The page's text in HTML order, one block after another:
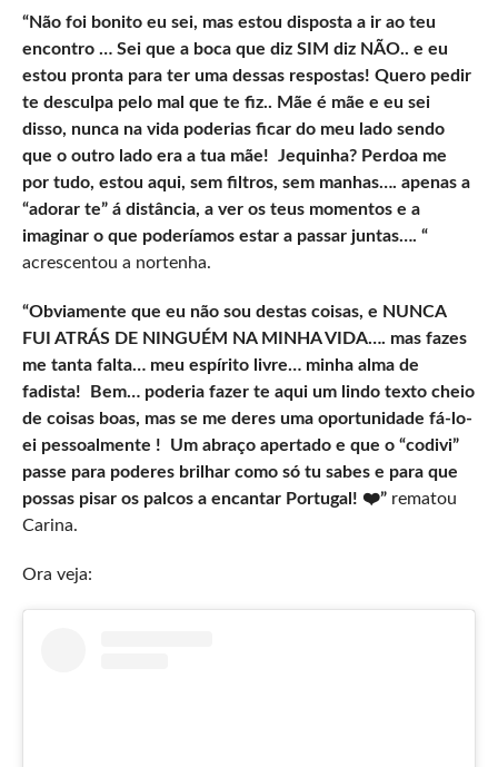
“Não foi bonito eu sei, mas estou disposta a ir ao teu
encontro … Sei que a boca que diz SIM diz NÃO.. e eu
estou pronta para ter uma dessas respostas! Quero pedir
te desculpa pelo mal que te fiz.. Mãe é mãe e eu sei
disso, nunca na vida poderias ficar do meu lado sendo
que o outro lado era a tua mãe! Jequinha? Perdoa me
por tudo, estou aqui, sem filtros, sem manhas…. apenas a
“adorar te” á distância, a ver os teus momentos e a
imaginar o que poderíamos estar a passar juntas…. “
acrescentou a nortenha.
“Obviamente que eu não sou destas coisas, e NUNCA
FUI ATRÁS DE NINGUÉM NA MINHA VIDA…. mas fazes
me tanta falta… meu espírito livre… minha alma de
fadista! Bem… poderia fazer te aqui um lindo texto cheio
de coisas boas, mas se me deres uma oportunidade fá-lo-
ei pessoalmente ! Um abraço apertado e que o “codivi”
passe para poderes brilhar como só tu sabes e para que
possas pisar os palcos a encantar Portugal! ❤️”rematou
Carina.
Ora veja: